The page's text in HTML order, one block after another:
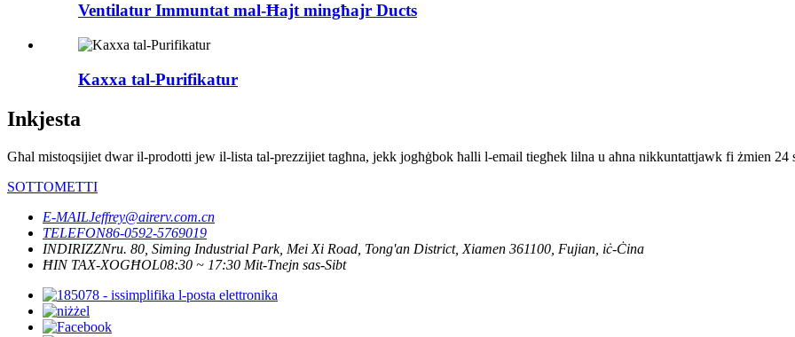
Ventilatur Immuntat mal-Ħajt mingħajr Ducts
Kaxxa tal-Purifikatur
Inkjesta
Għal mistoqsijiet dwar il-prodotti jew il-lista tal-prezzijiet tagħna, jekk jogħġbok ħalli l-email tiegħek lilna u aħna nikkuntattjawk fi żmien 24
SOTTOMETTI
E-MAILJeffrey@airerv.com.cn
TELEFON86-0592-5769019
INDIRIZZNru. 80, Siming Industrial Park, Mei Xi Road, Tong'an District, Xiamen 361100, Fujian, iċ-Ċina
ĦIN TAX-XOGĦOL08:30 ~ 17:30 Mit-Tnejn sas-Sibt